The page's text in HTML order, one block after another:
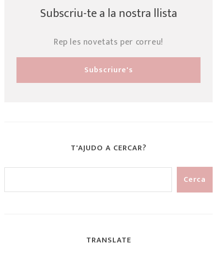
Subscriu-te a la nostra llista
Rep les novetats per correu!
T'AJUDO A CERCAR?
TRANSLATE